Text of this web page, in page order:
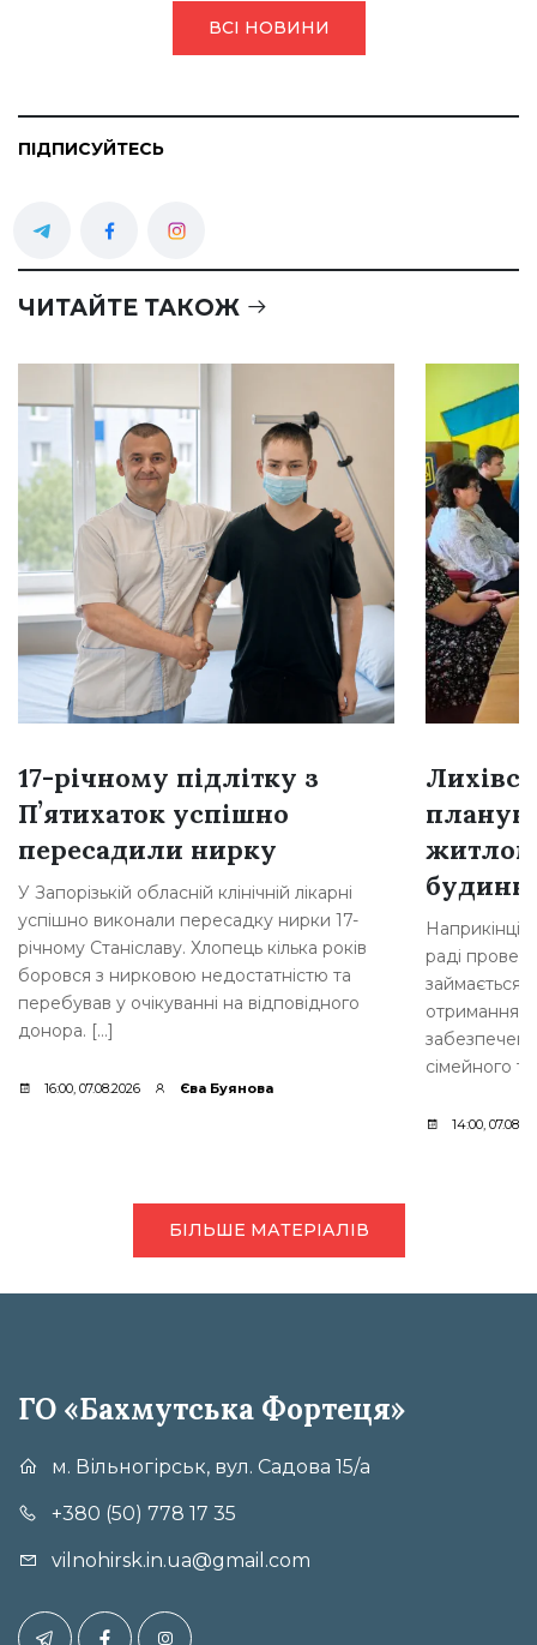
ВСІ НОВИНИ
ПІДПИСУЙТЕСЬ
ЧИТАЙТЕ ТАКОЖ
17-річному підлітку з
Пʼятихаток успішно
пересадили нирку
У Запорізькій обласній клінічній лікарні
успішно виконали пересадку нирки 17-
річному Станіславу. Хлопець кілька років
боровся з нирковою недостатністю та
перебував у очікуванні на відповідного
донора. […]
16:00, 07.08.2026 Єва Буянова
Наприкінці
раді
займається
отримання
сімейного
14:00,
БІЛЬШЕ МАТЕРІАЛІВ
ГО «Бахмутська Фортеця»
м. Вільногірськ, вул. Садова 15/а
+380 (50) 778 17 35
vilnohirsk.in.ua@gmail.com